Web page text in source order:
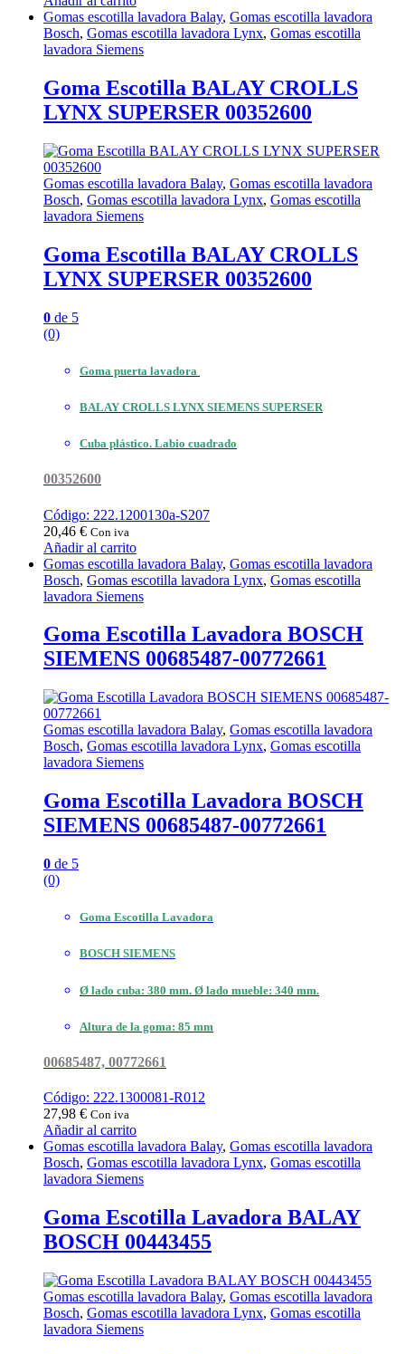
Gomas escotilla lavadora Balay, Gomas escotilla lavadora
Bosch, Gomas escotilla lavadora Lynx, Gomas escotilla
lavadora Siemens
Goma Escotilla BALAY CROLLS
LYNX SUPERSER 00352600
Gomas escotilla lavadora Balay, Gomas escotilla lavadora
Bosch, Gomas escotilla lavadora Lynx, Gomas escotilla
lavadora Siemens
Goma Escotilla BALAY CROLLS
LYNX SUPERSER 00352600
0 de 5
(0)
Goma puerta lavadora
BALAY CROLLS LYNX SIEMENS SUPERSER
Cuba plástico. Labio cuadrado
00352600
Código: 222.1200130a-S207
20,46 € Con iva
Añadir al carrito
Gomas escotilla lavadora Balay, Gomas escotilla lavadora
Bosch, Gomas escotilla lavadora Lynx, Gomas escotilla
lavadora Siemens
Goma Escotilla Lavadora BOSCH
SIEMENS 00685487-00772661
Gomas escotilla lavadora Balay, Gomas escotilla lavadora
Bosch, Gomas escotilla lavadora Lynx, Gomas escotilla
lavadora Siemens
Goma Escotilla Lavadora BOSCH
SIEMENS 00685487-00772661
0 de 5
(0)
Goma Escotilla Lavadora
BOSCH SIEMENS
Ø lado cuba: 380 mm. Ø lado mueble: 340 mm.
Altura de la goma: 85 mm
00685487, 00772661
Código: 222.1300081-R012
27,98 € Con iva
Añadir al carrito
Gomas escotilla lavadora Balay, Gomas escotilla lavadora
Bosch, Gomas escotilla lavadora Lynx, Gomas escotilla
lavadora Siemens
Goma Escotilla Lavadora BALAY
BOSCH 00443455
Gomas escotilla lavadora Balay, Gomas escotilla lavadora
Bosch, Gomas escotilla lavadora Lynx, Gomas escotilla
lavadora Siemens